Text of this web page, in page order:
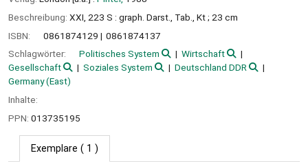
Beschreibung: XXI, 223 S : graph. Darst., Tab., Kt ; 23 cm
ISBN:
0861874129
0861874137
Schlagwörter:
Politisches System
Wirtschaft
Gesellschaft
Soziales System
Deutschland DDR
Germany (East)
Inhalte:
PPN: 013735195
Exemplare ( 1 )